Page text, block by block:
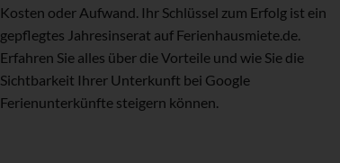
Kosten oder Aufwand. Ihr Schlüssel zum Erfolg ist ein
gepflegtes Jahresinserat auf Ferienhausmiete.de.
Erfahren Sie alles über die Vorteile und wie Sie die
Sichtbarkeit Ihrer Unterkunft bei Google
Ferienunterkünfte steigern können.